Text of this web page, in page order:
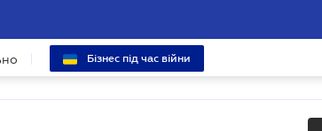
Бізнес під час війни